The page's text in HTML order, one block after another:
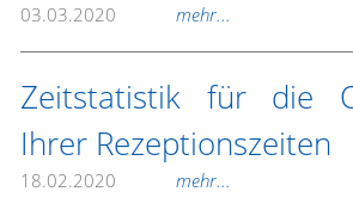
03.03.2020 mehr...
Zeitstatistik für die
Ihrer Rezeptionszeiten
18.02.2020 mehr...